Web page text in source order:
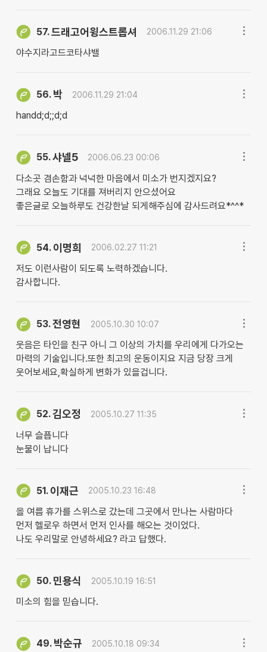
57.드래고어윙스트롭셔 2006.11.29 21:06
야수지라고드코타샤밸
56. 박 2006.11.29 21:04
handd;d;;d;d
55.샤넬5 2006.06.23 00:06
다소곳 겸손함과 넉넉한 마음에서 미소가 번지겠지요?
그래요 오늘도 기대를 져버리지 안으셨어요
좋은글로 오늘하루도 건강한날 되게해주심에 감사드려요*^^*
54. 이명희 2006.02.27 11:21
저도 이런사람이 되도록 노력하겠습니다.
감사합니다.
53.전영현 2005.10.30 10:07
웃음은 타인을 친구 아니 그 이상의 가치를 우리에게 다가오는
마력의 기술입니다.또한 최고의 운동이지요 지금 당장 크게
웃어보세요,확실하게 변화가 있을겁니다.
52.김오정 2005.10.27 11:35
너무 슬픕니다
눈물이 납니다
51. 이재근 2005.10.23 16:48
올 여름 휴가를 스위스로 갔는데 그곳에서 만나는 사람마다
먼저 헬로우 하면서 먼저 인사를 해오는 것이었다.
나도 우리말로 안녕하세요? 라고 답했다.
50. 민용식 2005.10.19 16:51
미소의 힘을 믿습니다.
49. 박순규 2005.10.18 09:34